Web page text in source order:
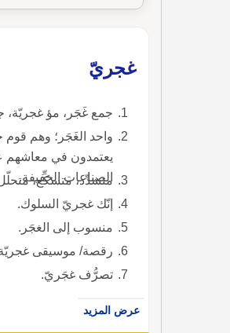
غجريّ
جمع غَجَر، مؤ
واحد الغَجَر؛ وهم قوم
يعتمدون في معاشهم
الصناعات الخفيفة.
متشدِّد، متسكِّع،
إنّك غجريّ السلوك.
منسوب إلى الغجَر.
رقصة/ موسيقى
تصرُّف غجَريّ.
عرض المزيد